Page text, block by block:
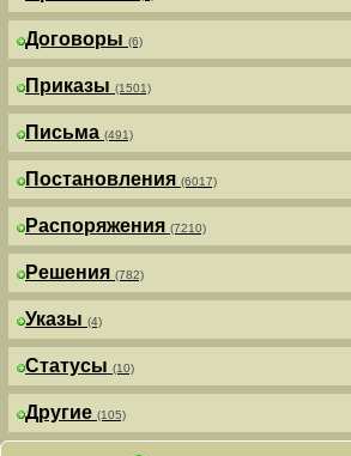
Договоры (6)
Приказы (1501)
Письма (491)
Постановления (6017)
Распоряжения (7210)
Решения (782)
Указы (4)
Статусы (10)
Другие (105)